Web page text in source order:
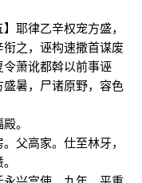
耶律乙辛权宠方盛，
之，诬构速撒首谋废
萧讹都斡以前事诬
暑，尸诸原野，容色
。
父高家。仕至林牙，